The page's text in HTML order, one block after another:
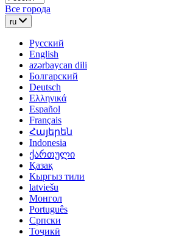
Все города
ru
Русский
English
azərbaycan dili
Болгарский
Deutsch
Ελληνικά
Español
Français
Հայերեն
Indonesia
ქართული
Қазақ
Кыргыз тили
latviešu
Монгол
Português
Српски
Тоҷикӣ